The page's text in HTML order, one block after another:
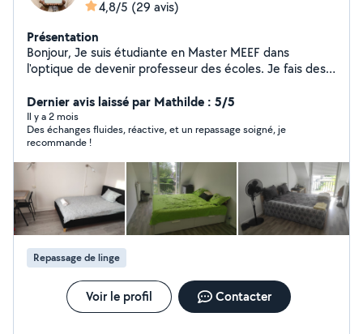
4,8/5 (29 avis)
Présentation
Bonjour, Je suis étudiante en Master MEEF dans
l'optique de devenir professeur des écoles. Je fais des
des heures de ménage tous les weekend. De nature
maniaque, je fais en sorte de toujours satisfaire le client.
Dernier avis laissé par Mathilde : 5/5
Il y a 2 mois
Des échanges fluides, réactive, et un repassage soigné, je
recommande !
Repassage de linge
Voir le profil Contacter